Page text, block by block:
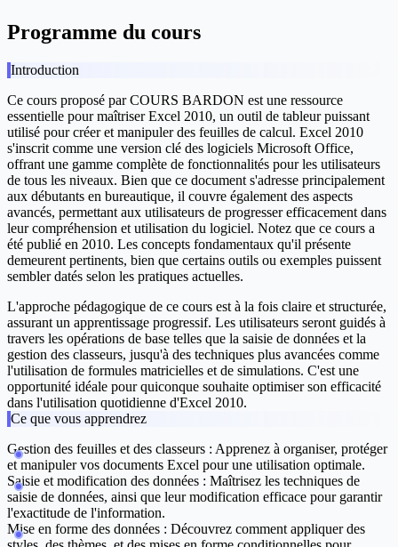
Programme du cours
Introduction
Ce cours proposé par COURS BARDON est une ressource
essentielle pour maîtriser Excel 2010, un outil de tableur puissant
utilisé pour créer et manipuler des feuilles de calcul. Excel 2010
s'inscrit comme une version clé des logiciels Microsoft Office,
offrant une gamme complète de fonctionnalités pour les utilisateurs
de tous les niveaux. Bien que ce document s'adresse principalement
aux débutants en bureautique, il couvre également des aspects
avancés, permettant aux utilisateurs de progresser efficacement dans
leur compréhension et utilisation du logiciel. Notez que ce cours a
été publié en 2010. Les concepts fondamentaux qu'il présente
demeurent pertinents, bien que certains outils ou exemples puissent
sembler datés selon les pratiques actuelles.
L'approche pédagogique de ce cours est à la fois claire et structurée,
assurant un apprentissage progressif. Les utilisateurs seront guidés à
travers les opérations de base telles que la saisie de données et la
gestion des classeurs, jusqu'à des techniques plus avancées comme
l'utilisation de formules matricielles et de simulations. C'est une
opportunité idéale pour quiconque souhaite optimiser son efficacité
dans l'utilisation quotidienne d'Excel 2010.
Ce que vous apprendrez
Gestion des feuilles et des classeurs : Apprenez à organiser, protéger
et manipuler vos documents Excel pour une utilisation optimale.
Saisie et modification des données : Maîtrisez les techniques de
saisie de données, ainsi que leur modification efficace pour garantir
l'exactitude de l'information.
Mise en forme des données : Découvrez comment appliquer des